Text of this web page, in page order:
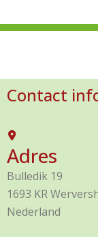
Contact
Adres
Bulledik 19
1693 KR
Nederland